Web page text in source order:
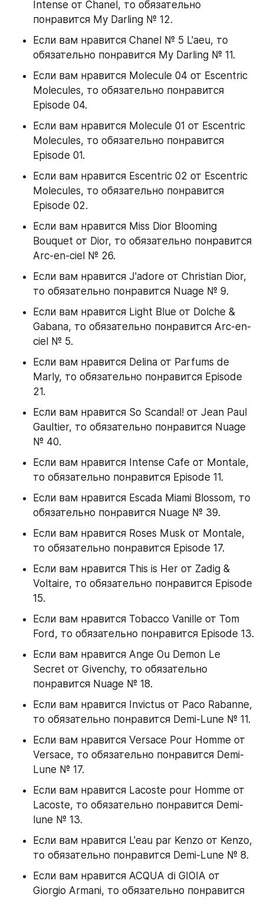
Intense от Chanel, то обязательно
понравится My Darling № 12.
Если вам нравится Chanel № 5 L'aeu, то
обязательно понравится My Darling № 11.
Если вам нравится Molecule 04 от Escentric
Molecules, то обязательно понравится
Episode 04.
Если вам нравится Molecule 01 от Escentric
Molecules, то обязательно понравится
Episode 01.
Если вам нравится Escentric 02 от Escentric
Molecules, то обязательно понравится
Episode 02.
Если вам нравится Miss Dior Blooming
Bouquet от Dior, то обязательно понравится
Arc-en-ciel № 26.
Если вам нравится J'adore от Christian Dior,
то обязательно понравится Nuage № 9.
Если вам нравится Light Blue от Dolche &
Gabana, то обязательно понравится Arc-en-
ciel № 5.
Если вам нравится Delina от Parfums de
Marly, то обязательно понравится Episode
21.
Если вам нравится So Scandal! от Jean Paul
Gaultier, то обязательно понравится Nuage
№ 40.
Если вам нравится Intense Cafe от Montale,
то обязательно понравится Episode 11.
Если вам нравится Escada Miami Blossom, то
обязательно понравится Nuage № 39.
Если вам нравится Roses Musk от Montale,
то обязательно понравится Episode 17.
Если вам нравится This is Her от Zadig &
Voltaire, то обязательно понравится Episode
15.
Если вам нравится Tobacco Vanille от Tom
Ford, то обязательно понравится Episode 13.
Если вам нравится Ange Ou Demon Le
Secret от Givenchy, то обязательно
понравится Nuage № 18.
Если вам нравится Invictus от Paco Rabanne,
то обязательно понравится Demi-Lune № 11.
Если вам нравится Versace Pour Homme от
Versace, то обязательно понравится Demi-
Lune № 17.
Если вам нравится Lacoste pour Homme от
Lacoste, то обязательно понравится Demi-
lune № 13.
Если вам нравится L'eau par Kenzo от Kenzo,
то обязательно понравится Demi-Lune № 8.
Если вам нравится ACQUA di GIOIA от
Giorgio Armani, то обязательно понравится